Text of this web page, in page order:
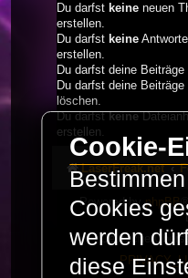
Du darfst keine neuen
erstellen.
Du darfst keine
erstellen.
Du darfst deine
Du darfst deine
löschen.
Du darfstkeine
erstellen.
LaserFreak.net
Powered byphpBB
Deutsche
Cookie-
Cookies
werden
diese